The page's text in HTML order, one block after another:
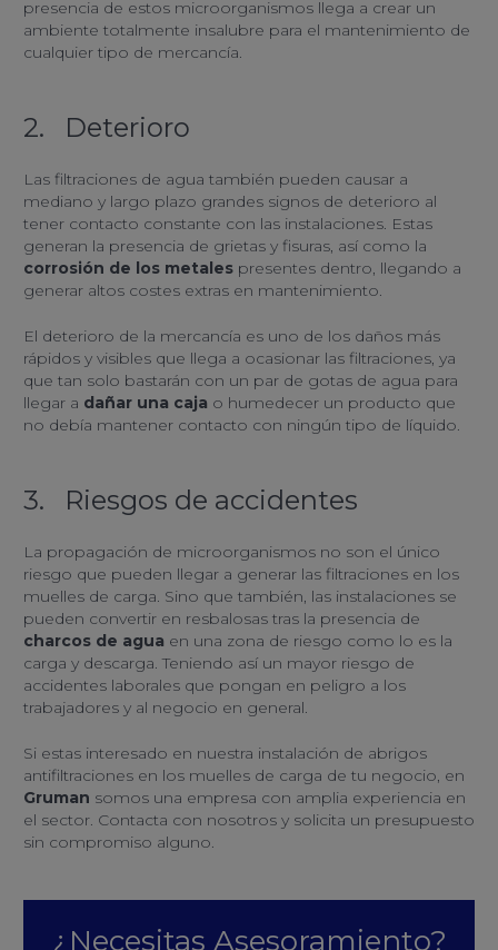
presencia de estos microorganismos llega a crear un
ambiente totalmente insalubre para el mantenimiento de
cualquier tipo de mercancía.
2. Deterioro
Las filtraciones de agua también pueden causar a
mediano y largo plazo grandes signos de deterioro al
tener contacto constante con las instalaciones. Estas
generan la presencia de grietas y fisuras, así como la
corrosión de los metales presentes dentro, llegando a
generar altos costes extras en mantenimiento.
El deterioro de la mercancía es uno de los daños más
rápidos y visibles que llega a ocasionar las filtraciones, ya
que tan solo bastarán con un par de gotas de agua para
llegar a dañar una caja o humedecer un producto que
no debía mantener contacto con ningún tipo de líquido.
3. Riesgos de accidentes
La propagación de microorganismos no son el único
riesgo que pueden llegar a generar las filtraciones en los
muelles de carga. Sino que también, las instalaciones se
pueden convertir en resbalosas tras la presencia de
charcos de agua en una zona de riesgo como lo es la
carga y descarga. Teniendo así un mayor riesgo de
accidentes laborales que pongan en peligro a los
trabajadores y al negocio en general.
Si estas interesado en nuestra instalación de abrigos
antifiltraciones en los muelles de carga de tu negocio, en
Gruman somos una empresa con amplia experiencia en
el sector. Contacta con nosotros y solicita un presupuesto
sin compromiso alguno.
¿Necesitas Asesoramiento?